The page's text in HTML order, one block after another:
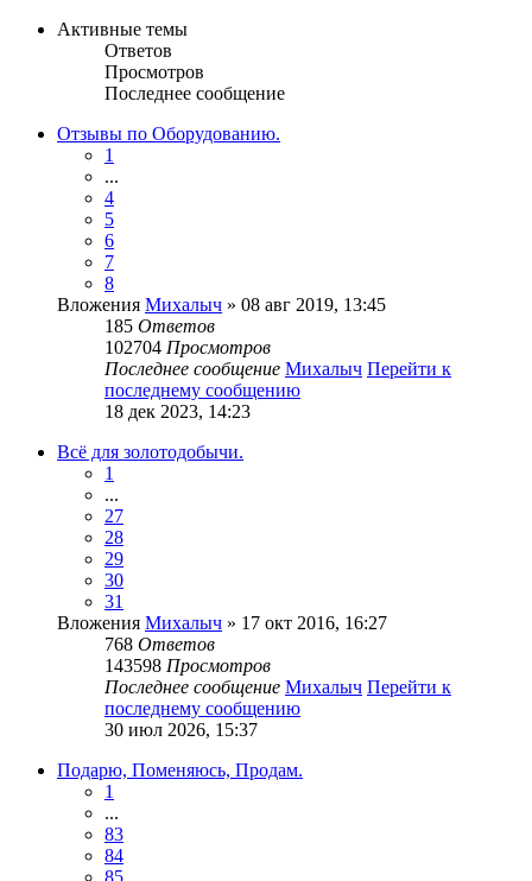
Активные темы
Ответов
Просмотров
Последнее сообщение
Отзывы по Оборудованию.
1
...
4
5
6
7
8
Вложения Михалыч » 08 авг 2019, 13:45
185 Ответов
102704 Просмотров
Последнее сообщение Михалыч Перейти к
последнему сообщению
18 дек 2023, 14:23
Всё для золотодобычи.
1
...
27
28
29
30
31
Вложения Михалыч » 17 окт 2016, 16:27
768 Ответов
143598 Просмотров
Последнее сообщение Михалыч Перейти к
последнему сообщению
30 июл 2026, 15:37
Подарю, Поменяюсь, Продам.
1
...
83
84
85